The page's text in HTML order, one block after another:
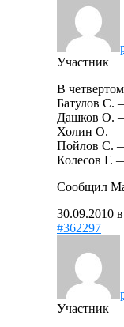
Участник
В
Батулов С.
Дашков О.
Холин О. —
Пойлов С.
Колесов Г.
Сообщил
30.09.2010
#362297
Участник